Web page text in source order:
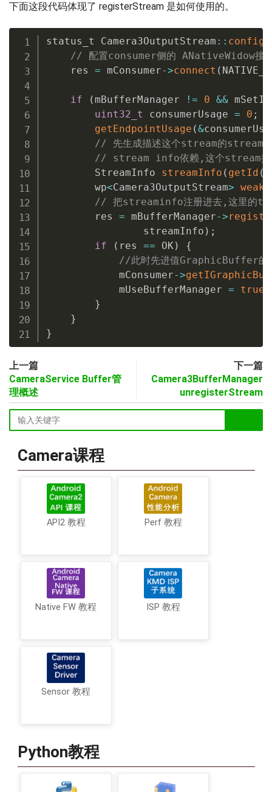
下面这段代码体现了 registerStream 是如何使用的。
status_t Camera3OutputStream ::
// 配置consumer侧的 ANativeWidow接
    res
= mConsumer->connect (
if (mBufferManager != 0 &&
uint32_t consumerUsage = 0 ;
getEndpointUsage (&
// 先生成描述这个stream的
// stream info依赖,这个stream描述
        StreamInfo
streamInfo ( getId (
        wp
<Camera3OutputStream>
// 把streaminfo注册进去,这里的
        res
= mBufferManager->
                streamInfo
) ;
if
( res == OK)
{
//此时先进值GraphicBuffer的
            mConsumer
->
            mUseBufferManager
= true
}
}
}
上一篇
CameraService Buffer管
理概述
下一篇
Camera3BufferManager
unregisterStream
Camera课程
API2 教程 Perf 教程
Native FW 教程 ISP 教程
Sensor 教程
Python教程